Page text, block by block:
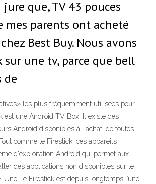
que, TV 43 pouces
mes parents ont acheté
Best Buy. Nous avons
sur une tv, parce que bell
de
les plus fréquemment utilisées pour
est une Android TV Box. Il existe des
Android disponibles à l'achat, de toutes
comme le Firestick, ces appareils
d'exploitation Android qui permet aux
des applications non disponibles sur le
Une Le Firestick est depuis longtemps l’une